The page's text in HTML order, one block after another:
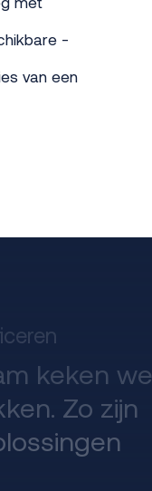
-
van een
keken we
Zo zijn